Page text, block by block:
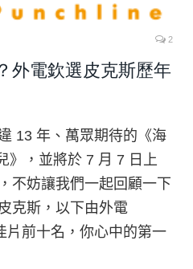
2
外電欽選皮克斯歷年
13 年、萬眾期待的《海
》，並將於 7 月 7 日上
不妨讓我們一起回顧一下
克斯，以下由外電
片前十名，你心中的第一